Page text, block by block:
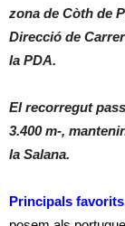
zona de Còth de
Direcció de
la PDA.
El recorregut
3.400 m-,
la Salana.
Principals